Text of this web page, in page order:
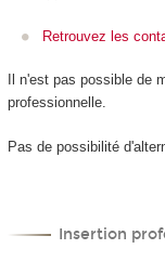
Retrouvez les
Il n'est pas possible de
professionnelle.
Pas de possibilité
Insertion